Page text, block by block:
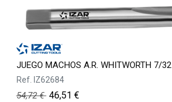
JUEGO MACHOS A.R. WHITWORTH 7/32
Ref. IZ62684
54,72€ 46,51 €